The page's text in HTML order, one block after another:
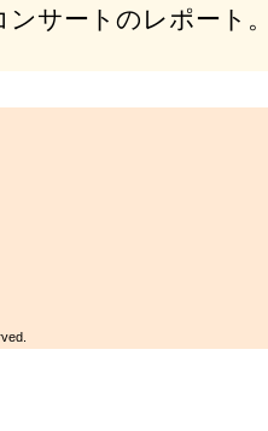
ンサートのレポート